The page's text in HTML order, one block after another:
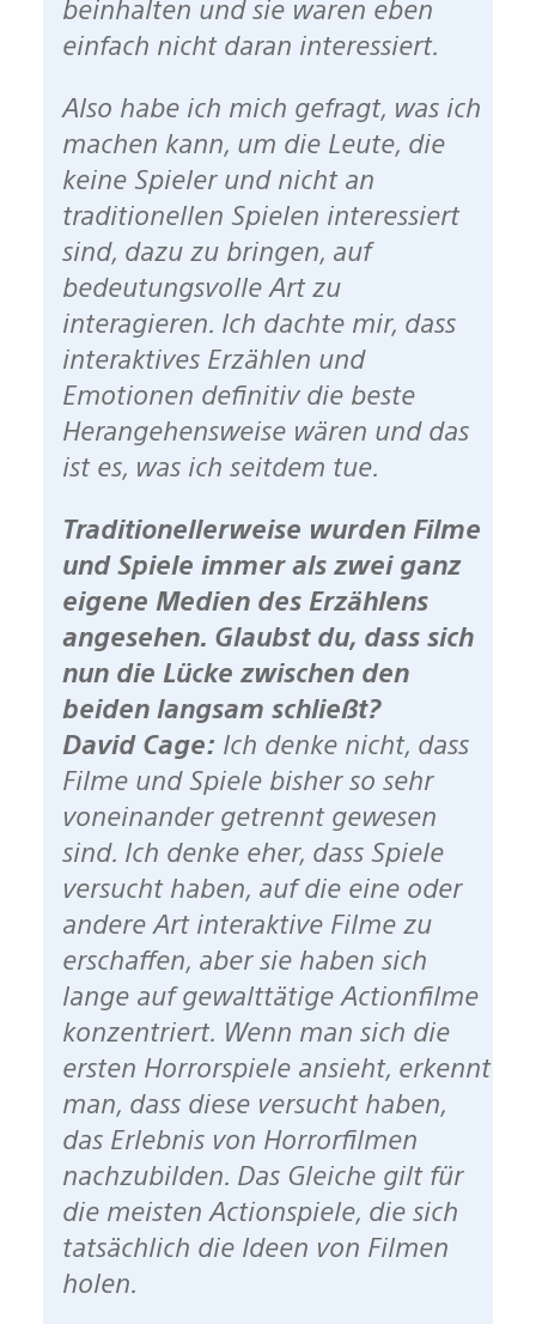
beinhalten und sie waren eben
einfach nicht daran interessiert.
Also habe ich mich gefragt, was ich
machen kann, um die Leute, die
keine Spieler und nicht an
traditionellen Spielen interessiert
sind, dazu zu bringen, auf
bedeutungsvolle Art zu
interagieren. Ich dachte mir, dass
interaktives Erzählen und
Emotionen definitiv die beste
Herangehensweise wären und das
ist es, was ich seitdem tue.
Traditionellerweise wurden Filme
und Spiele immer als zwei ganz
eigene Medien des Erzählens
angesehen. Glaubst du, dass sich
nun die Lücke zwischen den
beiden langsam schließt?
David Cage: Ich denke nicht, dass
Filme und Spiele bisher so sehr
voneinander getrennt gewesen
sind. Ich denke eher, dass Spiele
versucht haben, auf die eine oder
andere Art interaktive Filme zu
erschaffen, aber sie haben sich
lange auf gewalttätige Actionfilme
konzentriert. Wenn man sich die
ersten Horrorspiele ansieht, erkennt
man, dass diese versucht haben,
das Erlebnis von Horrorfilmen
nachzubilden. Das Gleiche gilt für
die meisten Actionspiele, die sich
tatsächlich die Ideen von Filmen
holen.